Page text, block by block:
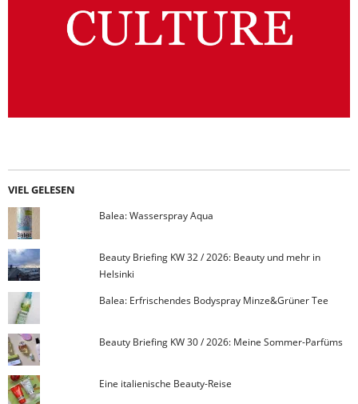
VIEL GELESEN
Balea: Wasserspray Aqua
Beauty Briefing KW 32 / 2026: Beauty und mehr in
Helsinki
Balea: Erfrischendes Bodyspray Minze&Grüner Tee
Beauty Briefing KW 30 / 2026: Meine Sommer-Parfüms
Eine italienische Beauty-Reise